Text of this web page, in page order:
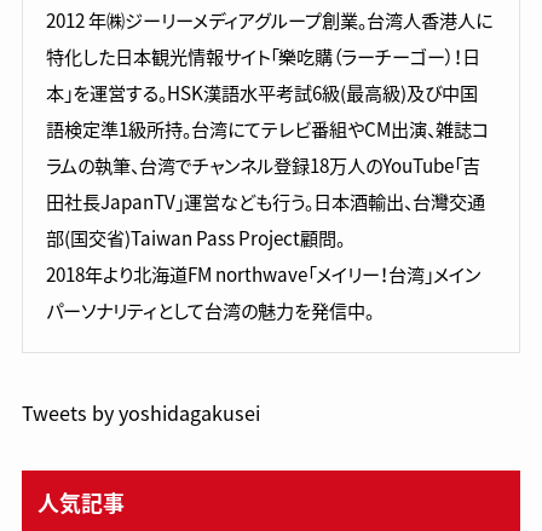
2012 年㈱ジーリーメディアグループ創業。台湾人香港人に
特化した日本観光情報サイト「樂吃購（ラーチーゴー）！日
本」を運営する。HSK漢語水平考試6級(最高級)及び中国
語検定準1級所持。台湾にてテレビ番組やCM出演、雑誌コ
ラムの執筆、台湾でチャンネル登録18万人のYouTube「吉
田社長JapanTV」運営なども行う。日本酒輸出、台灣交通
部(国交省)Taiwan Pass Project顧問。
2018年より北海道FM northwave「メイリー！台湾」メイン
パーソナリティとして台湾の魅力を発信中。
Tweets by yoshidagakusei
人気記事